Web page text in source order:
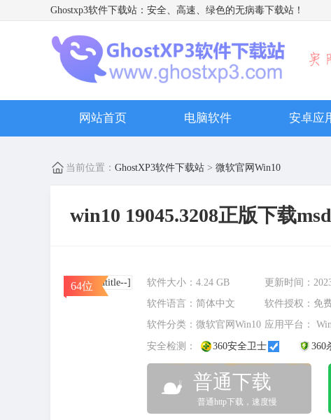
Ghostxp3软件下载站 ：安全、高速、绿色的无病毒下载站！
网站首页 电脑软件 安卓应
当前位置： GhostXP3软件下载站 > 微软官网Win10
win10 19045.3208正版下载
64位 软件大小： 4.24 GB 更新时间：
软件语言： 简体中文 软件授权： 免
软件分类： 微软官网Win10 应用平台：
安全检测： 360安全卫士 360
普通下载
普通http下载，速度慢